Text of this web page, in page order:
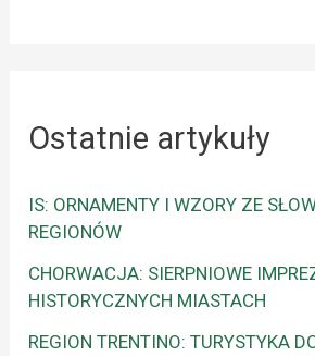
Ostatnie artykuły
IS: ORNAMENTY I WZORY ZE
REGIONÓW
CHORWACJA: SIERPNIOWE
HISTORYCZNYCH MIASTACH
REGION TRENTINO: TURYSTYKA